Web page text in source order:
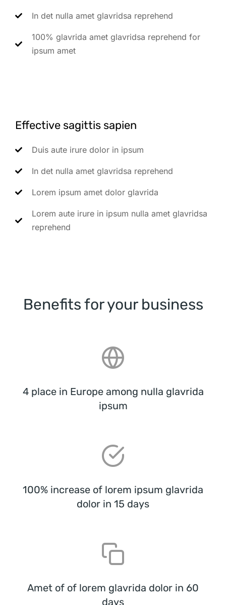
In det nulla amet glavridsa reprehend
100% glavrida amet glavridsa reprehend for
ipsum amet
Effective sagittis sapien
Duis aute irure dolor in ipsum
In det nulla amet glavridsa reprehend
Lorem ipsum amet dolor glavrida
Lorem aute irure in ipsum nulla amet glavridsa
reprehend
Benefits for your business
4 place in Europe among nulla glavrida
ipsum
100% increase of lorem ipsum glavrida
dolor in 15 days
Amet of of lorem glavrida dolor in 60
days